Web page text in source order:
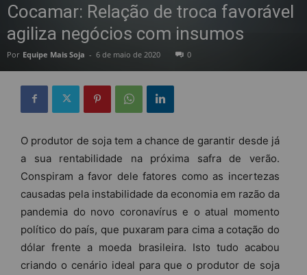
Cocamar: Relação de troca favorável
agiliza negócios com insumos
Por Equipe Mais Soja - 6 de maio de 2020 0
O produtor de soja tem a chance de garantir desde já
a sua rentabilidade na próxima safra de verão.
Conspiram a favor dele fatores como as incertezas
causadas pela instabilidade da economia em razão da
pandemia do novo coronavírus e o atual momento
político do país, que puxaram para cima a cotação do
dólar frente a moeda brasileira. Isto tudo acabou
criando o cenário ideal para que o produtor de soja